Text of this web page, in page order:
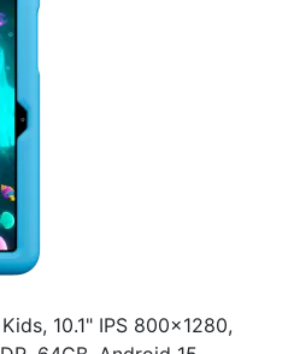
Powerline
10.1" IPS 800x1280,